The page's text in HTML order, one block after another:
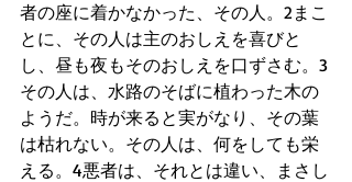
者の座に着かなかった、その人。2まこ
とに、その人は主のおしえを喜びと
し、昼も夜もそのおしえを口ずさむ。3
その人は、水路のそばに植わった木の
ようだ。時が来ると実がなり、その葉
は枯れない。その人は、何をしても栄
える。4悪者は、それとは違い、まさし